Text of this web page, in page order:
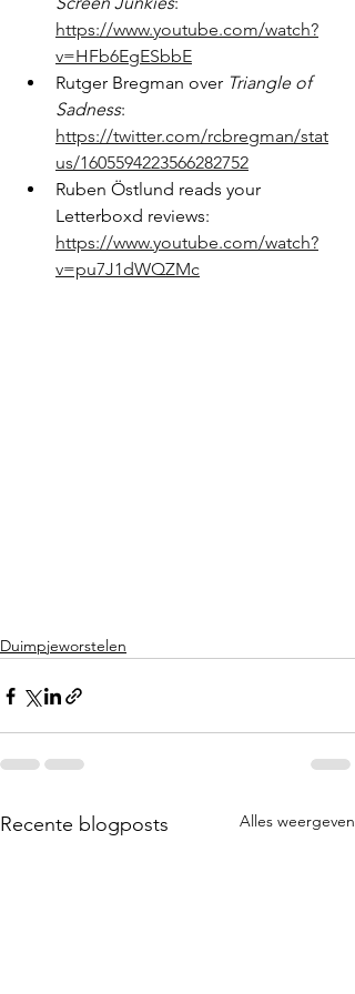
https://www.youtube.com/watch?
v=HFb6EgESbbE
Rutger Bregman over Triangle of
Sadness:
https://twitter.com/rcbregman/stat
us/1605594223566282752
Ruben Östlund reads your
Letterboxd reviews:
https://www.youtube.com/watch?
v=pu7J1dWQZMc
Duimpjeworstelen
Recente blogposts Alles weergeven